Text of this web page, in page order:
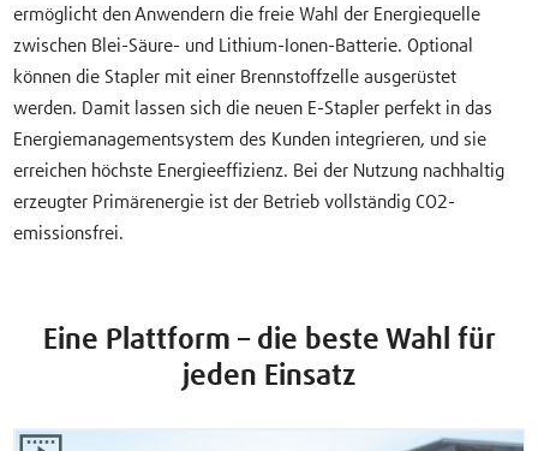
ermöglicht den Anwendern die freie Wahl der Energiequelle
zwischen Blei-Säure- und Lithium-Ionen-Batterie. Optional
können die Stapler mit einer Brennstoffzelle ausgerüstet
werden. Damit lassen sich die neuen E-Stapler perfekt in das
Energiemanagementsystem des Kunden integrieren, und sie
erreichen höchste Energieeffizienz. Bei der Nutzung nachhaltig
erzeugter Primärenergie ist der Betrieb vollständig CO2-
emissionsfrei.
Eine Plattform – die beste Wahl für
jeden Einsatz